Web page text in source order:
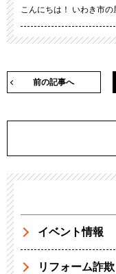
こんにちは！ いわき市
前の記事へ
イベント情報
リフォーム詐欺